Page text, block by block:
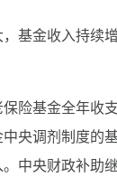
金收入持续增
险基金全年收
央调剂制度的
中央财政补助